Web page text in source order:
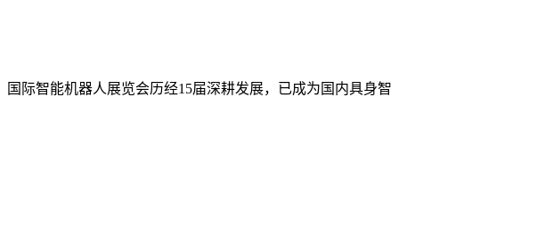
际智能机器人展览会历经15届深耕发展，已成为国内具身智